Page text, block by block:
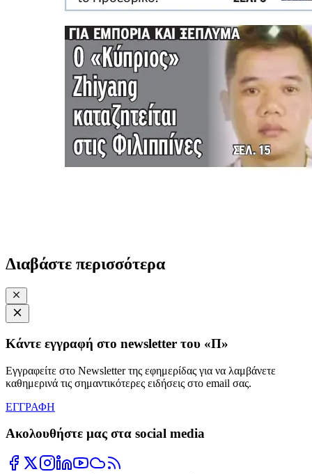
Διαβάστε περισσότερα
Κάντε εγγραφή στο newsletter του «Π»
Εγγραφείτε στο Newsletter της εφημερίδας για να λαμβάνετε
καθημερινά τις σημαντικότερες ειδήσεις στο email σας.
ΕΓΓΡΑΦΗ
Ακολουθήστε μας στα social media